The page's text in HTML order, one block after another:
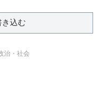
き込む
治・社会